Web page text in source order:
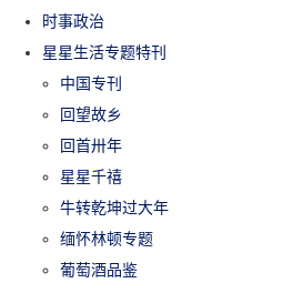
时事政治
星星生活专题特刊
中国专刊
回望故乡
回首卅年
星星千禧
牛转乾坤过大年
缅怀林顿专题
葡萄酒品鉴